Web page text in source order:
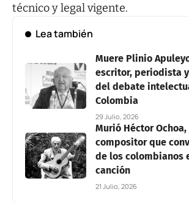
técnico y legal vigente.
Lea también
Muere Plinio
escritor, periodista
del debate
Colombia
29 Julio, 2026
Murió Héctor
compositor que
de los colombianos
canción
21 Julio, 2026